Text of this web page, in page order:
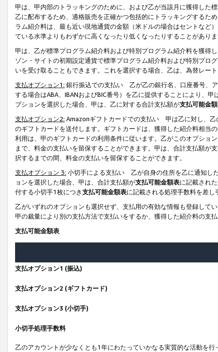
甲は、甲内部のトラッキングのために、および乙が当該月に獲得した
乙に配布するため、適格販売を正確かつ包括的にトラッキングするた
ラム紹介料は、最も近い現地通貨の金額（米ドルの場合はセントなど
ている水準よりもわずかに高くなったり低くなったりすることがあり
甲は、乙が標準プログラム紹介料および特別プログラム紹介料を獲得
ゾン・サイトの初期設定通貨で標準プログラム紹介料および特別プロ
いを受け取ることもできます。これを選択する場合、乙は、為替レー
支払オプション1: 銀行振込での支払い 乙が乙の銀行名、口座番号、
する場合はABA、IBANおよびBIC番号）を乙に提供することにより、
プションを選択した場合、甲は、乙に対する合計支払額が支払可能金
支払オプション2: Amazonギフトカードでの支払い 甲は乙に対し、乙
のギフトカードを送付します。ギフトカードは、獲得した紹介料相当
利用は、甲のギフトカードの利用条件に従います。乙がこのオプショ
まで、料金の支払いを留保することができます。甲は、合計支払額が
択するまでの間、料金の支払いを留保することができます。
支払オプション 3: 小切手による支払い 乙が自身の住所を乙に通知し
ョンを選択した場合、甲は、合計支払額が支払可能金額表に記載され
付する小切手1枚につき支払可能金額表に記載される処理手数料を差し
乙がいずれのオプションも選択せず、支払用の有効な情報も登録して
甲の裁量により別の支払方法で支払いをするか、獲得した紹介料の支
支払可能金額表
支払オプション1 (振込)
支払オプション2 (ギフトカード)
支払オプション3 (小切手)
小切手処理手数料
乙のアカウントが少なくとも1年にわたっていかなる実質的な活動を